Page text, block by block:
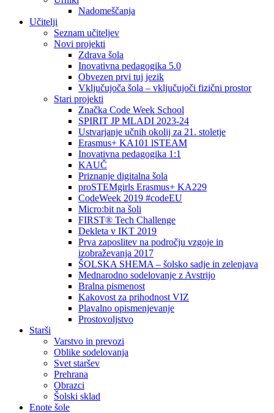
Nadomeščanja
Učitelji
Seznam učiteljev
Novi projekti
Zdrava šola
Inovativna pedagogika 5.0
Obvezen prvi tuj jezik
Vključujoča šola – vključujoči fizični prostor
Stari projekti
Značka Code Week School
SPIRIT JP MLADI 2023-24
Ustvarjanje učnih okolij za 21. stoletje
Erasmus+ KA101 lSTEAM
Inovativna pedagogika 1:1
KAUČ
Priznanje digitalna šola
proSTEMgirls Erasmus+ KA229
CodeWeek 2019 #codeEU
Micro:bit na šoli
FIRST® Tech Challenge
Dekleta v IKT 2019
Prva zaposlitev na področju vzgoje in
izobraževanja 2017
ŠOLSKA SHEMA – šolsko sadje in zelenjava
Mednarodno sodelovanje z Avstrijo
Bralna pismenost
Kakovost za prihodnost VIZ
Plavalno opismenjevanje
Prostovoljstvo
Starši
Varstvo in prevozi
Oblike sodelovanja
Svet staršev
Prehrana
Obrazci
Šolski sklad
Enote šole